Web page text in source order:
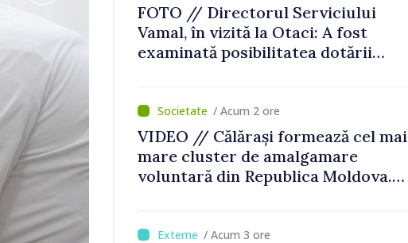
FOTO // Directorul Serviciului
Vamal, în vizită la Otaci: A fost
examinată posibilitatea dotării
/ Acum 2 ore
VIDEO // Călărași formează cel mai
mare cluster de amalgamare
voluntară din Republica Moldova.
/ Acum 3 ore